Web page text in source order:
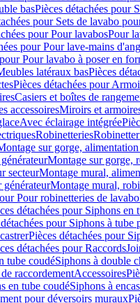
basPièces détachées pour
pour Sets de lavabo
pour Pour lavabosPour
pour Pour lave-mains
Pour lavabo à poser en
latéraux basPièces
Pièces détachées pour
Casiers et boîtes de
accessoiresMiroirs et
Avec éclairage intégrée
Robinetteries
sur gorge,
Montage sur gorge,
secteurMontage mural,
générateurMontage mural,
Pour robinetteries de lavabo
détachées pour Siphons en
pour Siphons à tube
Pièces détachées pour
détachées pour Raccords
tube coudéSiphons à double
raccordementAccessoires
en tube coudéSiphons à
pour déversoirs muraux